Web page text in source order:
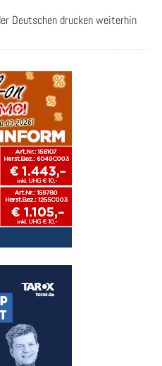
Deutschen drucken weiterhin